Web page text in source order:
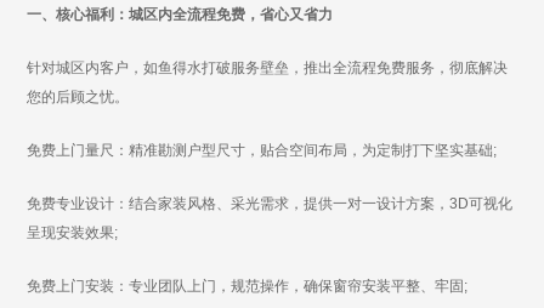
一、核心福利：城区内全流程免费，省心又省力
针对城区内客户，如鱼得水打破服务壁垒，推出全流程免费服务，彻底解决
您的后顾之忧。
免费上门量尺：精准勘测户型尺寸，贴合空间布局，为定制打下坚实基础;
免费专业设计：结合家装风格、采光需求，提供一对一设计方案，3D可视化
呈现安装效果;
免费上门安装：专业团队上门，规范操作，确保窗帘安装平整、牢固;